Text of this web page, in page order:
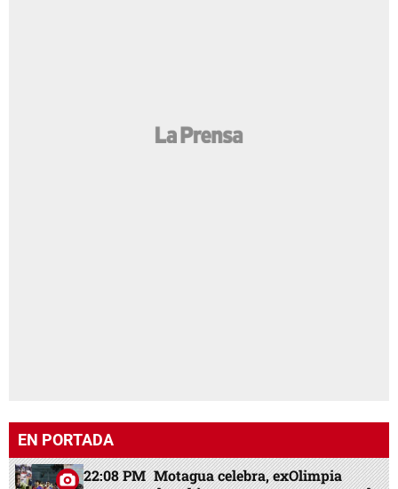
EN PORTADA
22:08 PM Motagua celebra, exOlimpia